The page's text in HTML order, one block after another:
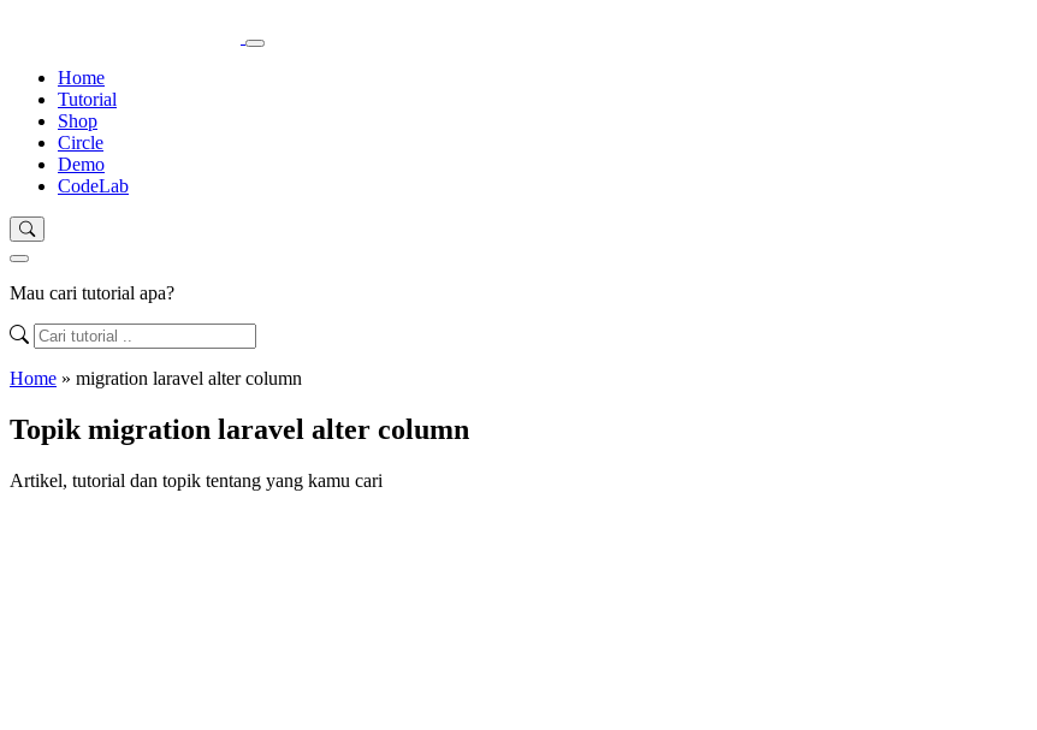
Home
Tutorial
Shop
Circle
Demo
CodeLab
Mau cari tutorial apa?
Home » migration laravel alter column
Topik migration laravel alter column
Artikel, tutorial dan topik tentang yang kamu cari